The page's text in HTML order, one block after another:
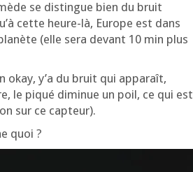
se dis­tingue bien du bruit
cette heure-là, Europe est dans
(elle sera devant 10 min plus
okay, y’a du bruit qui appa­raît,
le piqué dimi­nue un poil, ce qui est
sur ce capteur).
quoi ?